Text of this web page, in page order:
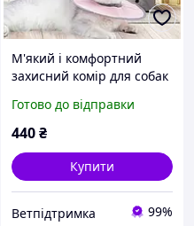
М'який і комфортний
захисний комір для собак
розмір M
Готово до відправки
440₴
Купити
Ветпідтримка 99%